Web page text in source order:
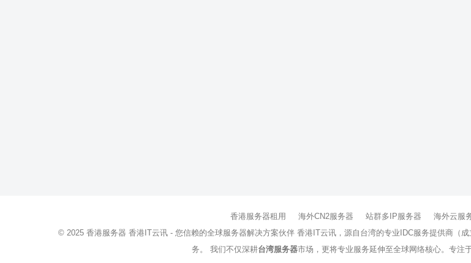
香港服务器租用 海外CN2服务器 站群多IP服务器 海外云服
© 2025 香港服务器 香港IT云讯 - 您信赖的全球服务器解决方案伙伴 香港IT云讯，源自台湾的专业IDC服务提供商（
务。 我们不仅深耕台湾服务器市场，更将专业服务延伸至全球网络核心。专注